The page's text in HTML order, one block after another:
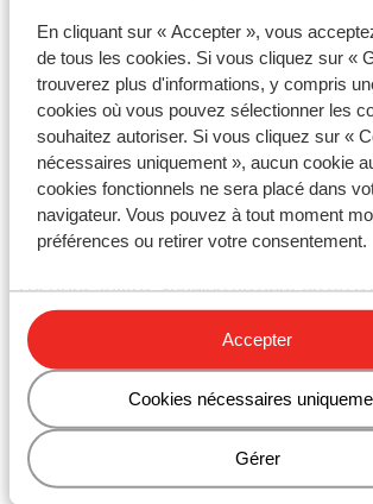
En cliquant sur « Accepter », vous
de tous les cookies. Si vous cliquez sur «
trouverez plus d'informations, y compris
cookies où vous pouvez sélectionner les
souhaitez autoriser. Si vous cliquez sur «
nécessaires uniquement », aucun cookie
cookies fonctionnels ne sera placé dans
navigateur. Vous pouvez à tout moment
préférences ou retirer votre consentement.
Accepter
Cookies nécessaires
Gérer
Documents de voyage
Vous devez être en possession d’un
d’une carte d’identité en cours de
documents de voyage sont sous votre
responsabilité.
Attention : au moins des participants
être âgé de 18 ans ou plus.
responsabilité. Sunweb ne peut en être
responsable.
Vaccination
Pour les voyageurs à destination de
vaccination n’est nécessaire.
Horaires d’ouverture des magasins